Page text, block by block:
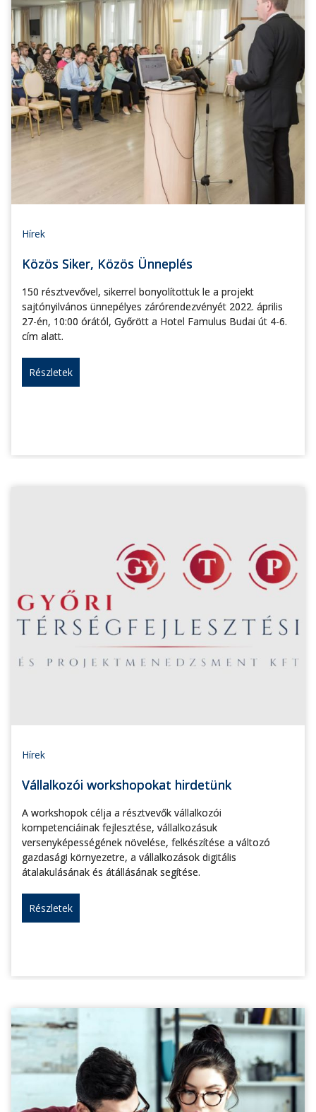
Hírek
Közös Siker, Közös Ünneplés
150 résztvevővel, sikerrel bonyolítottuk le a projekt
sajtónyilvános ünnepélyes zárórendezvényét 2022. április
27-én, 10:00 órától, Győrött a Hotel Famulus Budai út 4-6.
cím alatt.
Részletek
Hírek
Vállalkozói workshopokat hirdetünk
A workshopok célja a résztvevők vállalkozói
kompetenciáinak fejlesztése, vállalkozásuk
versenyképességének növelése, felkészítése a változó
gazdasági környezetre, a vállalkozások digitális
átalakulásának és átállásának segítése.
Részletek